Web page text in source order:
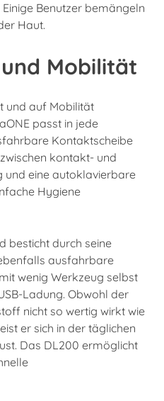
Benutzer bemängeln
Haut.
Mobilität
und auf Mobilität
passt in jede
Kontaktscheibe
kontakt- und
und eine autoklavierbare
Hygiene
besticht durch seine
ausfahrbare
wenig Werkzeug selbst
Ladung. Obwohl der
nicht so wertig wirkt wie
er sich in der täglichen
Das DL200 ermöglicht